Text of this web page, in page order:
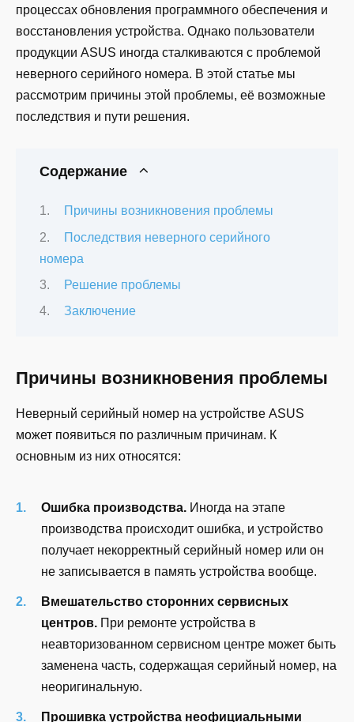
процессах обновления программного обеспечения и
восстановления устройства. Однако пользователи
продукции ASUS иногда сталкиваются с проблемой
неверного серийного номера. В этой статье мы
рассмотрим причины этой проблемы, её возможные
последствия и пути решения.
Содержание
Причины возникновения проблемы
Последствия неверного серийного
номера
Решение проблемы
Заключение
Причины возникновения проблемы
Неверный серийный номер на устройстве ASUS
может появиться по различным причинам. К
основным из них относятся:
Ошибка производства. Иногда на этапе
производства происходит ошибка, и устройство
получает некорректный серийный номер или он
не записывается в память устройства вообще.
Вмешательство сторонних сервисных
центров. При ремонте устройства в
неавторизованном сервисном центре может быть
заменена часть, содержащая серийный номер, на
неоригинальную.
Прошивка устройства неофициальными